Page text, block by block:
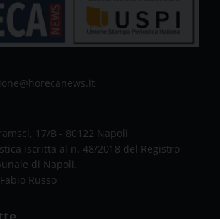
17/B - 80122 Napoli
iscritta al n. 48/2018 del Registro
di Napoli.
Russo